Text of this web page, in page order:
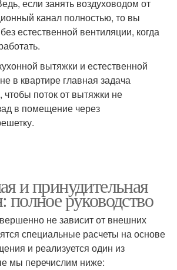
если занять воздуховодом от
канал полностью, то вы
естественной вентиляции, когда
вытяжки и естественной
в квартире главная задача
чтобы поток от вытяжки не
в помещение через
и принудительная
полное руководство
не зависит от внешних
специальные расчеты на основе
и реализуется один из
мы перечислим ниже: